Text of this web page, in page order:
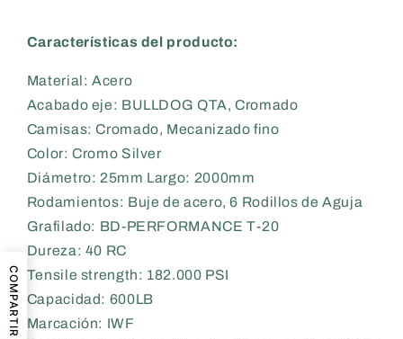
Características del producto:
Material: Acero
Acabado eje: BULLDOG QTA, Cromado
Camisas: Cromado, Mecanizado fino
Color: Cromo Silver
Diámetro: 25mm Largo: 2000mm
Rodamientos: Buje de acero, 6 Rodillos de Aguja
Grafilado: BD-PERFORMANCE T-20
Dureza: 40 RC
Tensile strength: 182.000 PSI
Capacidad: 600LB
Marcación: IWF
COMPARTIR